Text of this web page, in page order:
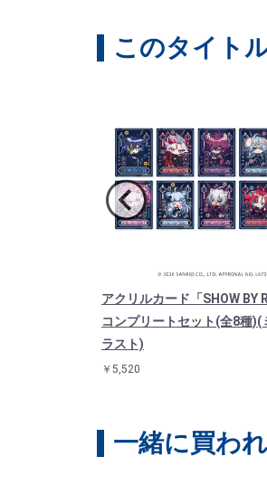
このタイト
アクリルカード「SHOW BY
コンプリートセット(全8種)(
ラスト)
￥5,520
一緒に買わ